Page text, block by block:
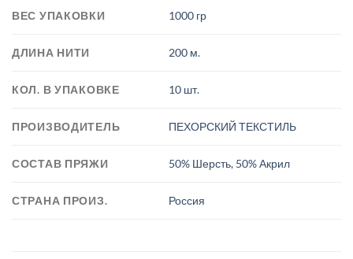
ВЕС УПАКОВКИ 1000 гр
ДЛИНА НИТИ 200 м.
КОЛ. В УПАКОВКЕ 10 шт.
ПРОИЗВОДИТЕЛЬ ПЕХОРСКИЙ ТЕКСТИЛЬ
СОСТАВ ПРЯЖИ 50% Шерсть, 50% Акрил
СТРАНА ПРОИЗ. Россия